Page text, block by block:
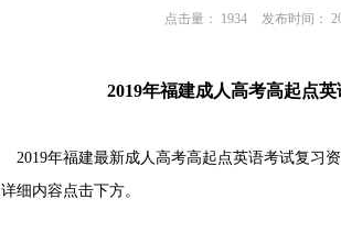
点击量： 1934 发布时间：
2019年福建成人高考高起点
2019年福建最新成人高考高起点英语考试复习资
详细内容点击下方。